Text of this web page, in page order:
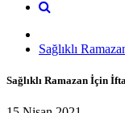
Sağlıklı
Sağlıklı Ramazan İçin